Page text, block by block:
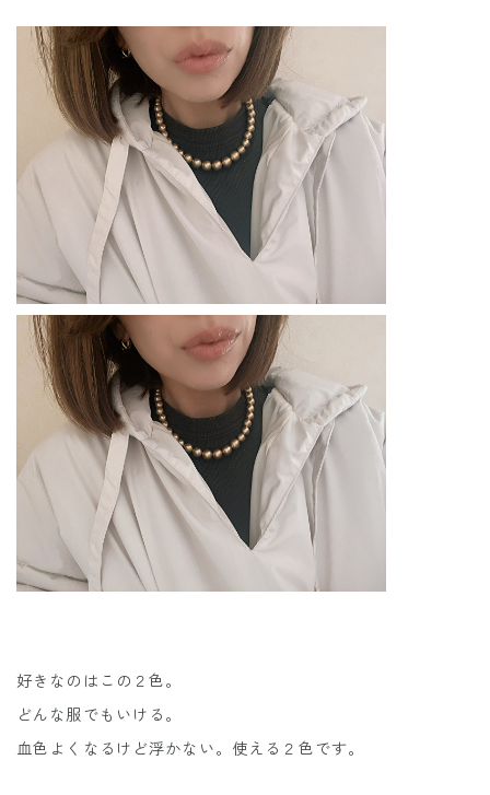
好きなのはこの２色。
どんな服でもいける。
血色よくなるけど浮かない。使える２色です。